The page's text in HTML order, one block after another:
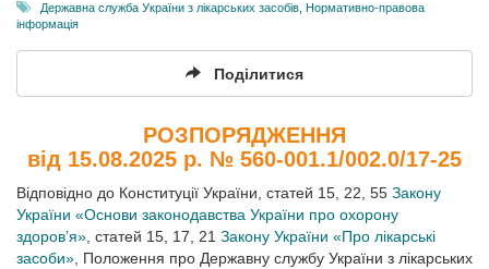
Державна служба України з лікарських засобів Нормативно-правова
інформація
Поділитися
РОЗПОРЯДЖЕННЯ
від 15.08.2025 р. № 560-001.1/002.0/17-25
Відповідно до Конституції України, статей 15, 22, 55 Закону
України «Основи законодавства України про охорону
здоров’я» , статей 15, 17, 21 Закону України «Про лікарські
засоби» , Положення про Державну службу України з лікарських